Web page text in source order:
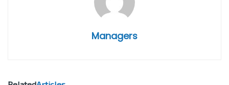
Managers